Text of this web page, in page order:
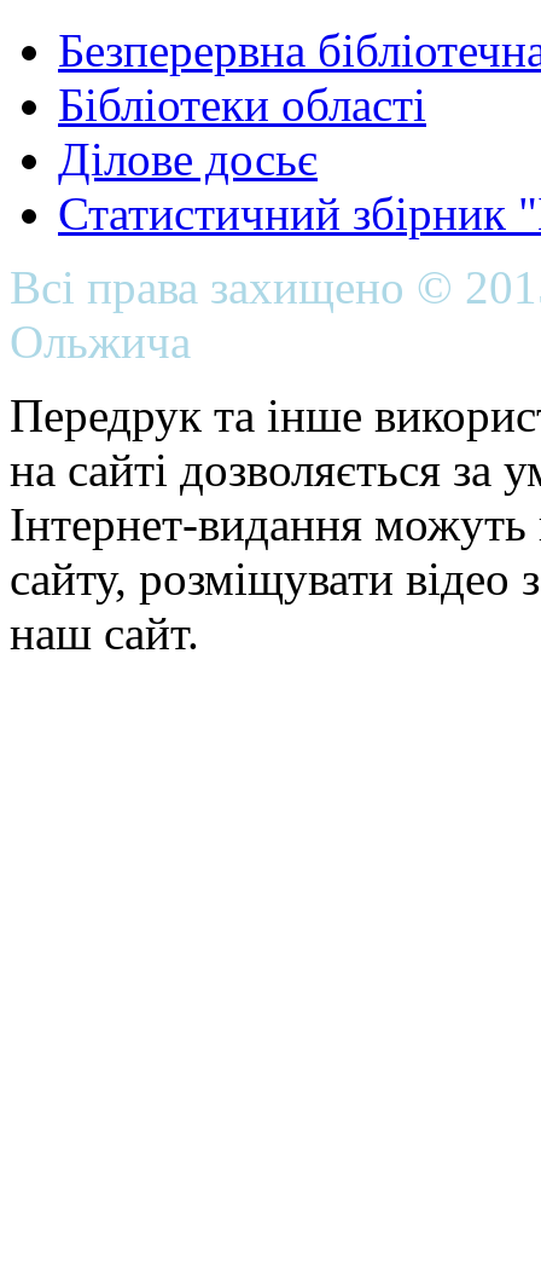
Безперервна
Бібліотеки області
Ділове досьє
Статистичний
Всі права захищено ©
Ольжича
Передрук та інше
на сайті дозволяється
Інтернет-видання можуть
сайту, розміщувати відео
наш сайт.